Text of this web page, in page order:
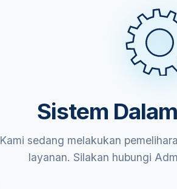
Sistem
Kami sedang melakukan
layanan. Silakan hubungi